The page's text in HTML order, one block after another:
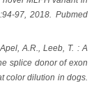
97, 2018. Pubmed
A.R., Leeb, T. : A
splice donor of exon
color dilution in dogs.